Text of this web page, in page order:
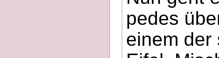
pedes
einem der